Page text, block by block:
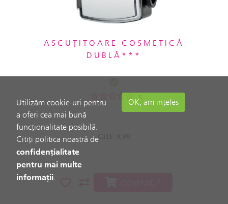
ASCUȚITOARE COSMETICĂ
DUBLĂ***
5
CHF
Utilizăm cookie-uri pentru
a oferi cea mai bună
funcționalitate posibilă.
Citiți politica noastră de
confidențialitate
pentru mai multe
informații.
OK, am ințeles